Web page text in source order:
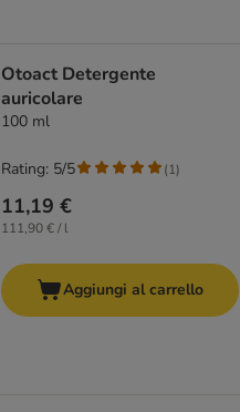
Otoact Detergente
auricolare
100 ml
11,19 €
111,90 € / l
Rating: 5/5 (1)
Aggiungi al carrello